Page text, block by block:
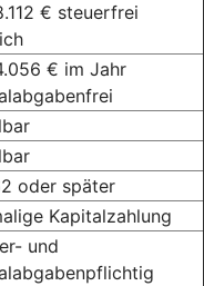
€ steuerfrei
€ im Jahr
oder später
Kapitalzahlung
und